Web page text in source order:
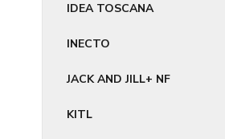
IDEA TOSCANA
INECTO
JACK AND JILL+ NF
KITL